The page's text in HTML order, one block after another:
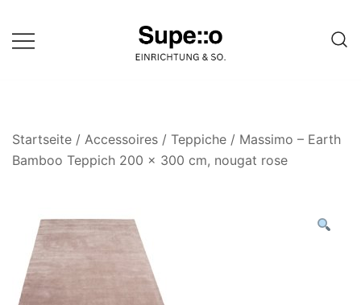
zum
Inhalt
einer Website
Startseite / Accessoires / Teppiche / Massimo – Earth
Bamboo Teppich 200 x 300 cm, nougat rose